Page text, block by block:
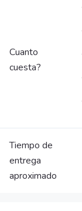
Cuanto
cuesta?
Tiempo de
entrega
aproximado